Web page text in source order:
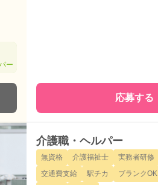
ー
応募する
介護職・ヘルパー
無資格 介護福祉士 実務者研修
交通費支給
駅チカ ブランクOK